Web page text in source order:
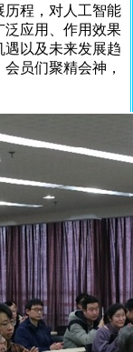
历程，对人工智能
泛应用、作用效果
遇以及未来发展趋
员们聚精会神，